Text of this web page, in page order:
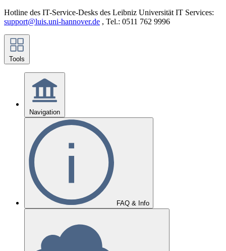
Hotline des IT-Service-Desks des Leibniz Universität IT Services:
support@luis.uni-hannover.de , Tel.: 0511 762 9996
Tools
Navigation
FAQ & Info